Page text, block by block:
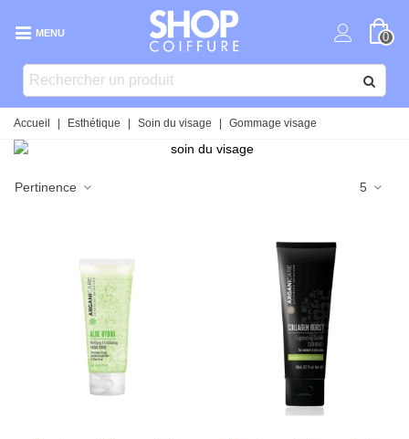
MENU 0
Accueil Esthétique Soin du visage Gommage visage
Pertinence 5